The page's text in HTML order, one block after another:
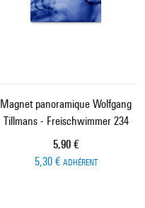
Magnet panoramique Wolfgang
Tillmans - Freischwimmer 234
Prix ​​actuel
5,90 €
5,30 € ADHÉRENT